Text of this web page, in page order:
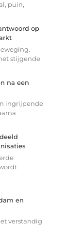
puin,
op
stijgende
na een
ingrijpende
en
verstandig